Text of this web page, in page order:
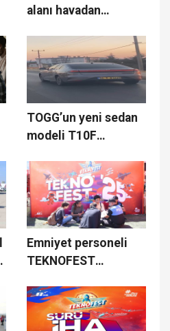
alanı havadan
TOGG’un yeni sedan
modeli T10F
halinde görüntülendi
Emniyet personeli
TEKNOFEST
başında